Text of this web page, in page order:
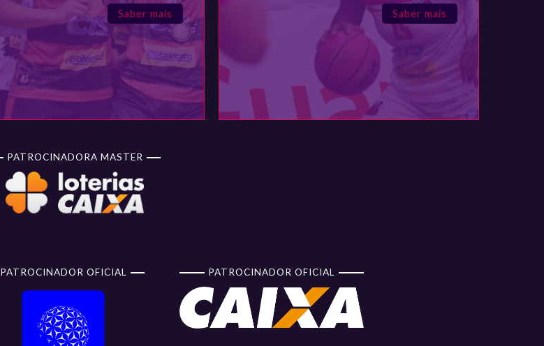
Saber mais Saber mais
PATROCINADORA MASTER
PATROCINADOR OFICIAL PATROCINADOR OFICIAL